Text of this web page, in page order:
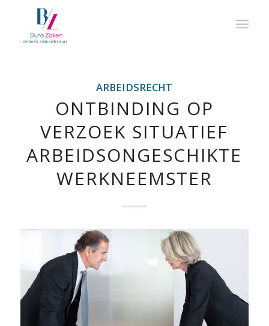
ARBEIDSRECHT
ONTBINDING OP
VERZOEK SITUATIEF
ARBEIDSONGESCHIKTE
WERKNEEMSTER